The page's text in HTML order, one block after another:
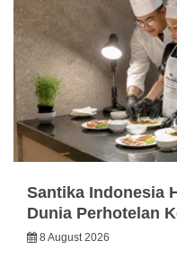
Santika Indonesia
Dunia Perhotelan
8 August 2026